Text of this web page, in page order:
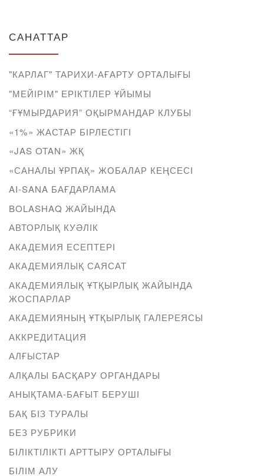
САНАТТАР
"КАРЛАГ" ТАРИХИ-АҒАРТУ ОРТАЛЫҒЫ
"МЕЙІРІМ" ЕРІКТІЛЕР ҰЙЫМЫ
“ҒҰМЫРДАРИЯ” ОҚЫРМАНДАР КЛУБЫ
«1%» ЖАСТАР БІРЛЕСТІГІ
«JAS OTAN» ЖҚ
«САНАЛЫ ҰРПАҚ» ЖОБАЛАР КЕҢСЕСІ
AI-SANA БАҒДАРЛАМА
BOLASHAQ ЖАЙЫНДА
АВТОРЛЫҚ КУӘЛІК
АКАДЕМИЯ ЕСЕПТЕРІ
АКАДЕМИЯЛЫҚ САЯСАТ
АКАДЕМИЯЛЫҚ ҰТҚЫРЛЫҚ ЖАЙЫНДА
ЖОСПАРЛАР
АКАДЕМИЯНЫҢ ҰТҚЫРЛЫҚ ГАЛЕРЕЯСЫ
АККРЕДИТАЦИЯ
АЛҒЫСТАР
АЛҚАЛЫ БАСҚАРУ ОРГАНДАРЫ
АНЫҚТАМА-БАҒЫТ БЕРУШІ
БАҚ БІЗ ТУРАЛЫ
БЕЗ РУБРИКИ
БІЛІКТІЛІКТІ АРТТЫРУ ОРТАЛЫҒЫ
БІЛІМ АЛУ